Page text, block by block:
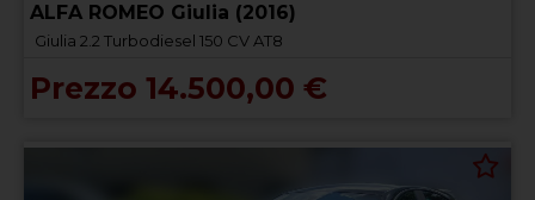
ALFA ROMEO Giulia (2016)
Giulia 2.2 Turbodiesel 150 CV AT8
Prezzo 14.500,00 €